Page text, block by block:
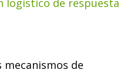
logístico de respuesta
mecanismos de